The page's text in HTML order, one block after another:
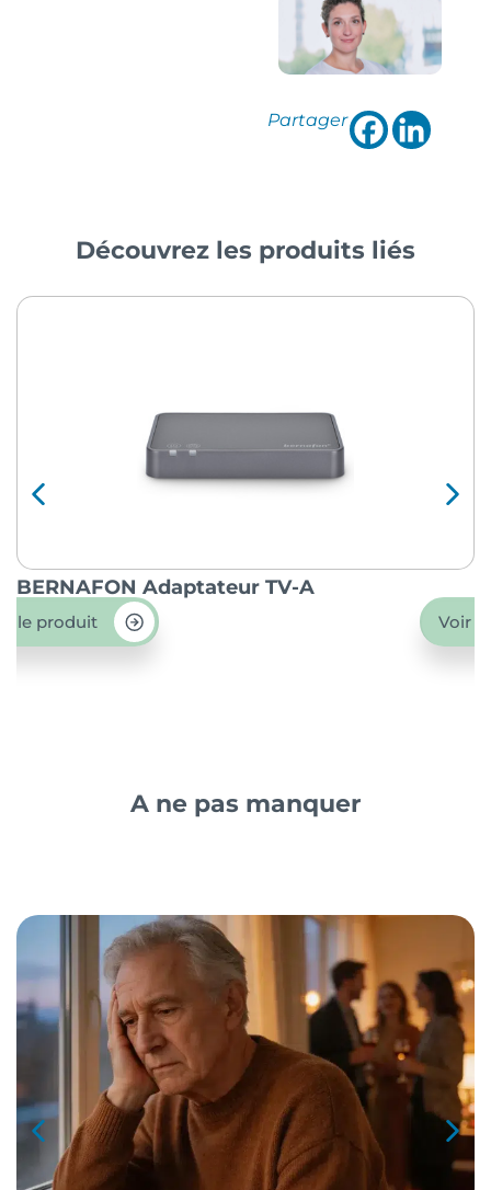
Partager
Découvrez les produits liés
BERNAFON Adaptateur TV-A
le produit Voir
A ne pas manquer